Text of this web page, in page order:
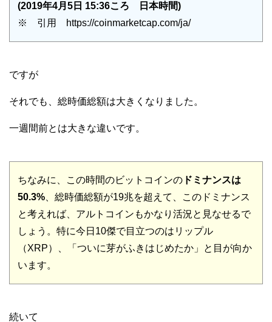
(2019年4月5日 15:36ころ 日本時間)
※ 引用 https://coinmarketcap.com/ja/
ですが
それでも、総時価総額は大きくなりました。
一週間前とは大きな違いです。
ちなみに、この時間のビットコインのドミナンスは
50.3%、総時価総額が19兆を超えて、このドミナンス
と考えれば、アルトコインもかなり活況と見なせるで
しょう。特に今日10傑で目立つのはリップル
（XRP）、「ついに芽がふきはじめたか」と目が向か
います。
続いて